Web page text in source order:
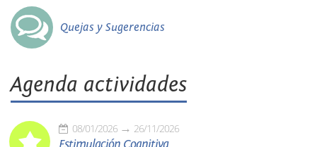
Quejas y Sugerencias
Agenda actividades
08/01/2026 26/11/2026